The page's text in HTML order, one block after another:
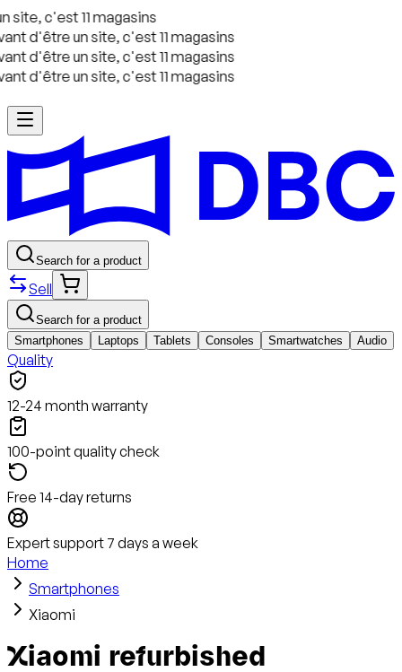
site, c'est 11 magasins
d'être un site, c'est 11 magasins
d'être un site, c'est 11 magasins
d'être un site, c'est 11 magasins
Search for a product
Sell
Search for a product
Smartphones
Laptops Tablets Consoles Smartwatches Audio
Quality
12-24 month warranty
100-point quality check
Free 14-day returns
Expert support 7 days a week
Home
Smartphones
Xiaomi
Xiaomi refurbished